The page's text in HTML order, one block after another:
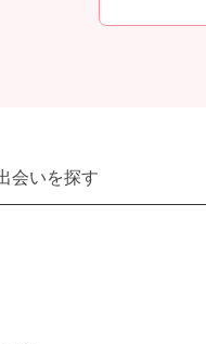
会いを探す